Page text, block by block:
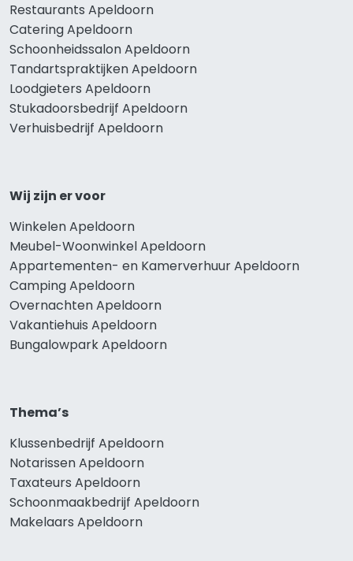
Restaurants Apeldoorn
Catering Apeldoorn
Schoonheidssalon Apeldoorn
Tandartspraktijken Apeldoorn
Loodgieters Apeldoorn
Stukadoorsbedrijf Apeldoorn
Verhuisbedrijf Apeldoorn
Wij zijn er voor
Winkelen Apeldoorn
Meubel-Woonwinkel Apeldoorn
Appartementen- en Kamerverhuur Apeldoorn
Camping Apeldoorn
Overnachten Apeldoorn
Vakantiehuis Apeldoorn
Bungalowpark Apeldoorn
Thema’s
Klussenbedrijf Apeldoorn
Notarissen Apeldoorn
Taxateurs Apeldoorn
Schoonmaakbedrijf Apeldoorn
Makelaars Apeldoorn